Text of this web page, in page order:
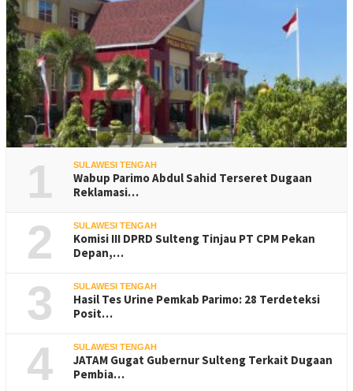
1 SULAWESI TENGAH
Wabup Parimo Abdul Sahid Terseret Dugaan
Reklamasi…
2 SULAWESI TENGAH
Komisi III DPRD Sulteng Tinjau PT CPM Pekan
Depan,…
3 SULAWESI TENGAH
Hasil Tes Urine Pemkab Parimo: 28 Terdeteksi
Posit…
4 SULAWESI TENGAH
JATAM Gugat Gubernur Sulteng Terkait Dugaan
Pembia…